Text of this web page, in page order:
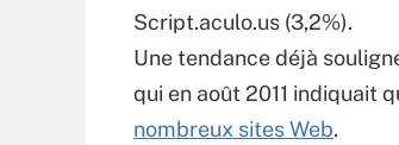
Script.aculo.us (3,2%).
Une tendance déjà
qui en août 2011 indiquait
nombreux sites Web.